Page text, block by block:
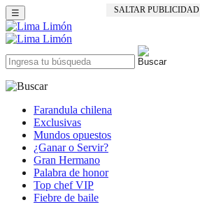
SALTAR PUBLICIDAD
☰
Farandula chilena
Exclusivas
Mundos opuestos
¿Ganar o Servir?
Gran Hermano
Palabra de honor
Top chef VIP
Fiebre de baile